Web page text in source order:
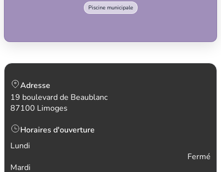
Piscine municipale
Adresse
19 boulevard de Beaublanc
87100 Limoges
Horaires d'ouverture
Lundi
Fermé
Mardi